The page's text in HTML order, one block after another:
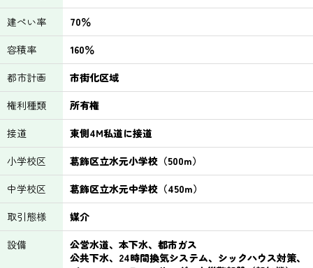
建ぺい率
70％
容積率
160％
都市計画
市街化区域
権利種類
所有権
接道
東側4M私道に接道
小学校区
葛飾区立水元小学校（500m）
中学校区
葛飾区立水元中学校（450m）
取引態様
媒介
設備
公営水道、本下水、都市ガス
公共下水、24時間換気システム、シックハウス対策、